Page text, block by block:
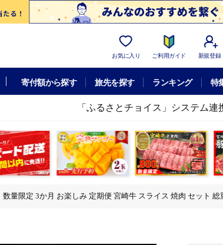
お気に入り ご利用ガイド 新規登録
寄付額から探す 旅先を探す ランキング 特
「ふるさとチョイス」システム連
数量限定 3か月 お楽しみ 定期便 宮崎牛 スライス 焼肉 セット